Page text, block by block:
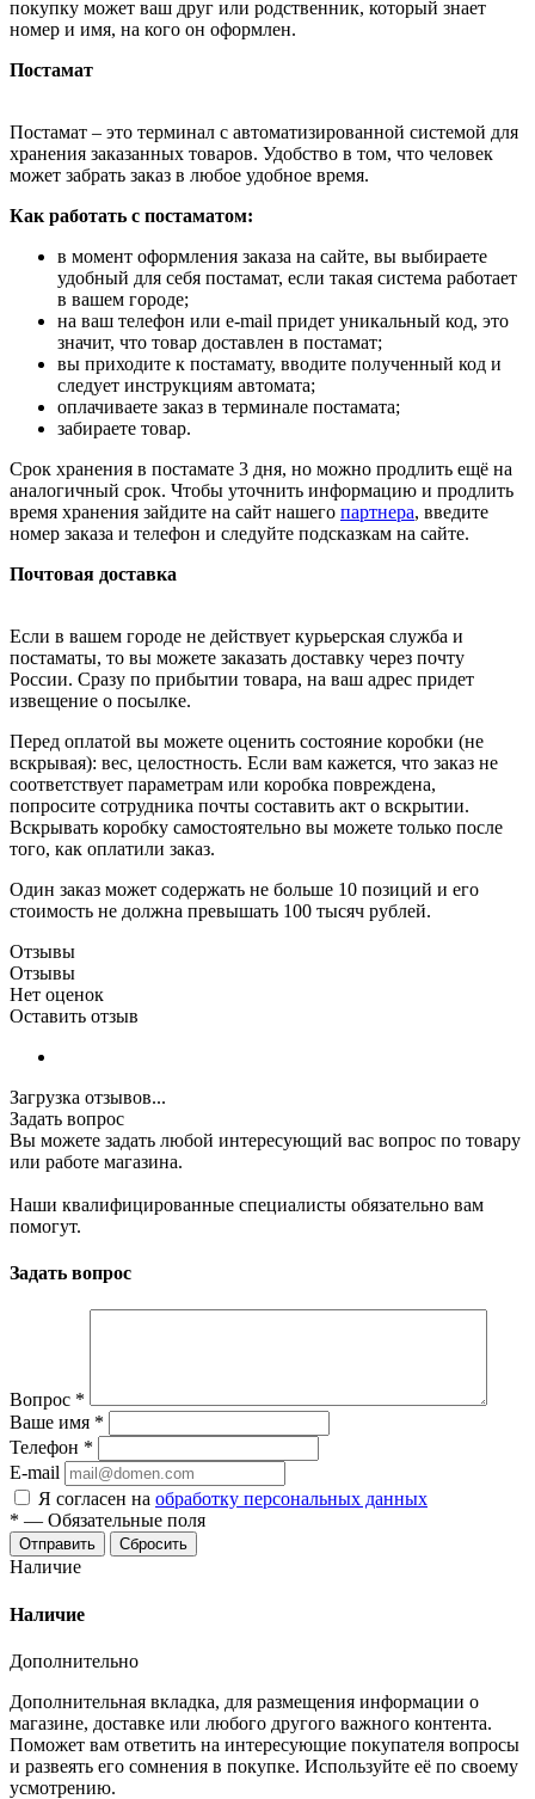
покупку может ваш друг или родственник, который знает
номер и имя, на кого он оформлен.
Постамат
Постамат – это терминал с автоматизированной системой для
хранения заказанных товаров. Удобство в том, что человек
может забрать заказ в любое удобное время.
Как работать с постаматом:
в момент оформления заказа на сайте, вы выбираете
удобный для себя постамат, если такая система работает
в вашем городе;
на ваш телефон или e-mail придет уникальный код, это
значит, что товар доставлен в постамат;
вы приходите к постамату, вводите полученный код и
следует инструкциям автомата;
оплачиваете заказ в терминале постамата;
забираете товар.
Срок хранения в постамате 3 дня, но можно продлить ещё на
аналогичный срок. Чтобы уточнить информацию и продлить
время хранения зайдите на сайт нашего партнера, введите
номер заказа и телефон и следуйте подсказкам на сайте.
Почтовая доставка
Если в вашем городе не действует курьерская служба и
постаматы, то вы можете заказать доставку через почту
России. Сразу по прибытии товара, на ваш адрес придет
извещение о посылке.
Перед оплатой вы можете оценить состояние коробки (не
вскрывая): вес, целостность. Если вам кажется, что заказ не
соответствует параметрам или коробка повреждена,
попросите сотрудника почты составить акт о вскрытии.
Вскрывать коробку самостоятельно вы можете только после
того, как оплатили заказ.
Один заказ может содержать не больше 10 позиций и его
стоимость не должна превышать 100 тысяч рублей.
Отзывы
Отзывы
Нет оценок
Оставить отзыв
Загрузка отзывов...
Задать вопрос
Вы можете задать любой интересующий вас вопрос по товару
или работе магазина.
Наши квалифицированные специалисты обязательно вам
помогут.
Задать вопрос
Вопрос *
Ваше имя *
Телефон *
E-mail
Я согласен на обработку персональных данных
* — Обязательные поля
Отправить Сбросить
Наличие
Наличие
Дополнительно
Дополнительная вкладка, для размещения информации о
магазине, доставке или любого другого важного контента.
Поможет вам ответить на интересующие покупателя вопросы
и развеять его сомнения в покупке. Используйте её по своему
усмотрению.